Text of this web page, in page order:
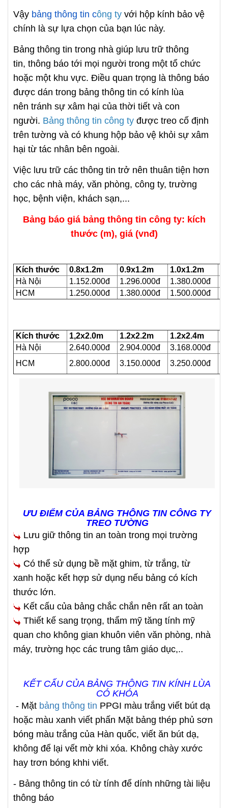
Vậy bảng thông tin công ty với hộp kính bảo vệ
chính là sự lựa chọn của bạn lúc này.
Bảng thông tin trong nhà giúp lưu trữ thông
tin, thông báo tới mọi người trong một tổ chức
hoặc một khu vực. Điều quan trọng là thông báo
được dán trong bảng thông tin có kính lùa
nên tránh sự xâm hại của thời tiết và con
người. Bảng thông tin công ty được treo cố định
trên tường và có khung hộp bảo vệ khỏi sự xâm
hại từ tác nhân bên ngoài.
Việc lưu trữ các thông tin trở nên thuân tiện hơn
cho các nhà máy, văn phòng, công ty, trường
học, bệnh viện, khách sạn,...
Bảng báo giá bảng thông tin công ty: kích
thước (m), giá (vnđ)
Kích thước 0.8x1.2m 0.9x1.2m 1.0x1.2m
Hà Nội
1.152.000đ 1.296.000đ 1.380.000đ
HCM
1.250.000đ 1.380.000đ 1.500.000đ
Kích thước 1,2x2.0m 1.2x2.2m 1.2x2.4m
Hà Nội
2.640.000đ 2.904.000đ 3.168.000đ
HCM
2.800.000đ 3.150.000đ 3.250.000đ
ƯU ĐIỂM CỦA BẢNG THÔNG TIN CÔNG TY
TREO TƯỜNG
Lưu giữ thông tin an toàn trong mọi trường
hợp
Có thể sử dụng bề mặt ghim, từ trắng, từ
xanh hoặc kết hợp sử dụng nếu bảng có kích
thước lớn.
Kết cấu của bảng chắc chắn nên rất an toàn
Thiết kế sang trọng, thẩm mỹ tăng tính mỹ
quan cho không gian khuôn viên văn phòng, nhà
máy, trường học các trung tâm giáo dục,..
KẾT CẤU CỦA BẢNG THÔNG TIN KÍNH LÙA
CÓ KHÓA
- Mặt bảng thông tin PPGI màu trắng viết bút dạ
hoặc màu xanh viết phấn Mặt bảng thép phủ sơn
bóng màu trắng của Hàn quốc, viết ăn bút dạ,
không để lại vết mờ khi xóa. Không chày xước
hay trơn bóng khhi viết.
- Bảng thông tin có từ tính để dính những tài liệu
thông báo